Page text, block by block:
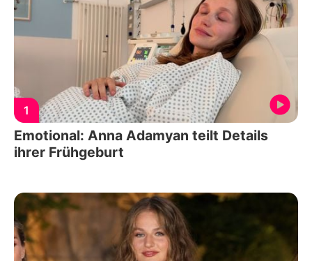
1
Emotional: Anna Adamyan teilt Details
ihrer Frühgeburt